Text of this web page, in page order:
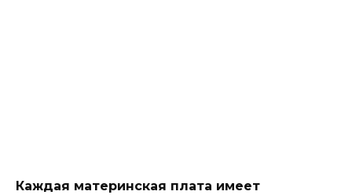
Каждая материнская плата имеет